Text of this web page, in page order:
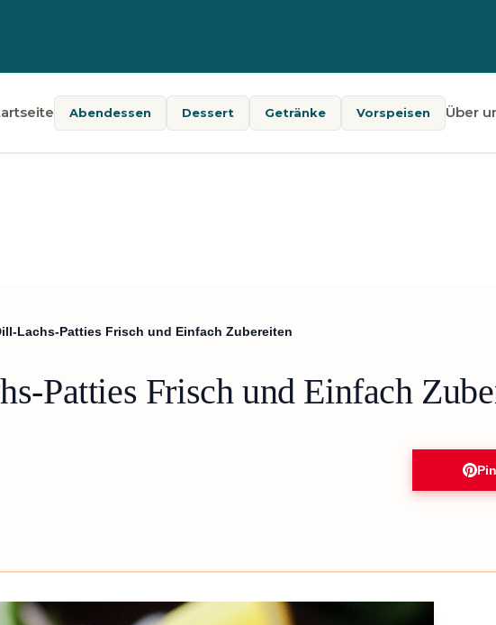
Abendessen Dessert Getränke Vorspeisen Über
Lachs-Patties Frisch und Einfach Zubereiten
Patties Frisch und Einfach